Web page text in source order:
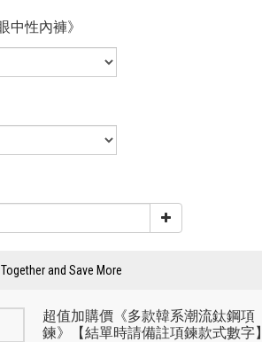
中性內褲》
and Save More
超值加購價《多款韓系潮流鈦鋼項
鍊》【結單時請備註項鍊款式數字】